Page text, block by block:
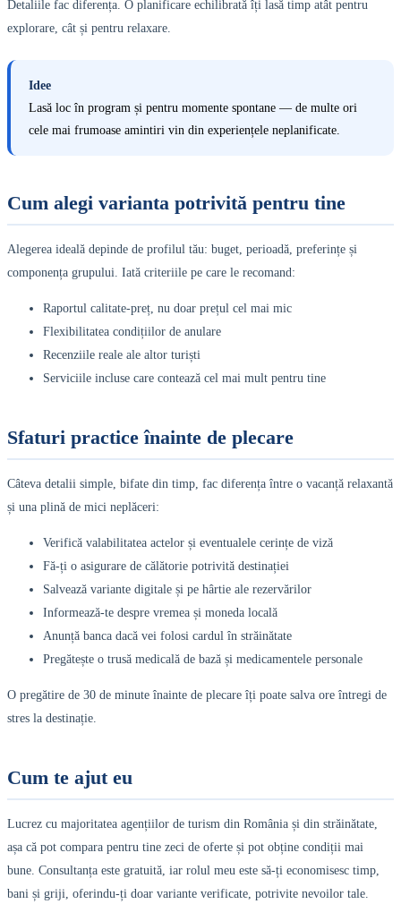
Detaliile fac diferența. O planificare echilibrată îți lasă timp atât pentru
explorare, cât și pentru relaxare.
Idee
Lasă loc în program și pentru momente spontane — de multe ori
cele mai frumoase amintiri vin din experiențele neplanificate.
Cum alegi varianta potrivită pentru tine
Alegerea ideală depinde de profilul tău: buget, perioadă, preferințe și
componența grupului. Iată criteriile pe care le recomand:
Raportul calitate-preț, nu doar prețul cel mai mic
Flexibilitatea condițiilor de anulare
Recenziile reale ale altor turiști
Serviciile incluse care contează cel mai mult pentru tine
Sfaturi practice înainte de plecare
Câteva detalii simple, bifate din timp, fac diferența între o vacanță relaxantă
și una plină de mici neplăceri:
Verifică valabilitatea actelor și eventualele cerințe de viză
Fă-ți o asigurare de călătorie potrivită destinației
Salvează variante digitale și pe hârtie ale rezervărilor
Informează-te despre vremea și moneda locală
Anunță banca dacă vei folosi cardul în străinătate
Pregătește o trusă medicală de bază și medicamentele personale
O pregătire de 30 de minute înainte de plecare îți poate salva ore întregi de
stres la destinație.
Cum te ajut eu
Lucrez cu majoritatea agențiilor de turism din România și din străinătate,
așa că pot compara pentru tine zeci de oferte și pot obține condiții mai
bune. Consultanța este gratuită, iar rolul meu este să-ți economisesc timp,
bani și griji, oferindu-ți doar variante verificate, potrivite nevoilor tale.